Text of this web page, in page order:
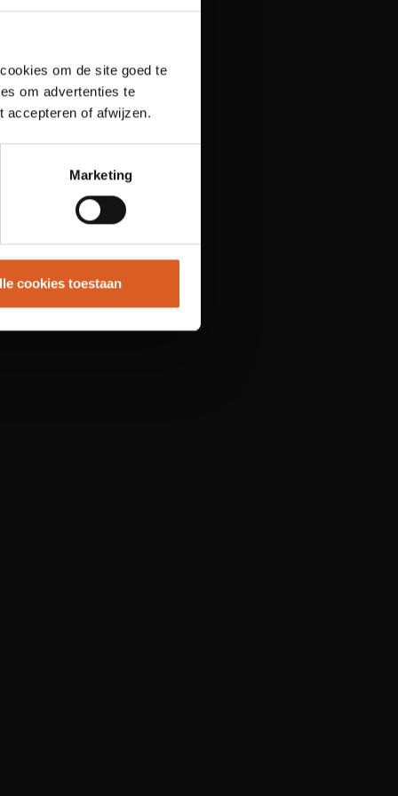
om de site goed te
om advertenties te
accepteren of afwijzen.
Marketing
cookies toestaan